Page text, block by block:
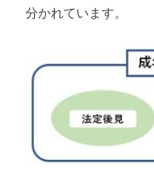
分かれています。